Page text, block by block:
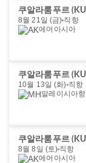
쿠알라룸푸르
8월 21일 (금) 직항
에어아시아
쿠알라룸푸르
10월 13일 (화) 직항
말레이시아
쿠알라룸푸르
8월 8일 (토) 직항
에어아시아